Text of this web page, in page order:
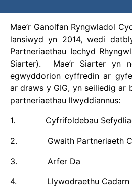
Mae’r Ganolfan Ryngwladol
lansiwyd yn 2014, wedi
Partneriaethau Iechyd
Siarter). Mae’r Siarter yn
egwyddorion cyffredin ar
ar draws y GIG, yn seiliedig ar
partneriaethau llwyddiannus:
1. Cyfrifoldebau
2. Gwaith Partneriaeth
3. Arfer Da
4. Llywodraethu Cadarn